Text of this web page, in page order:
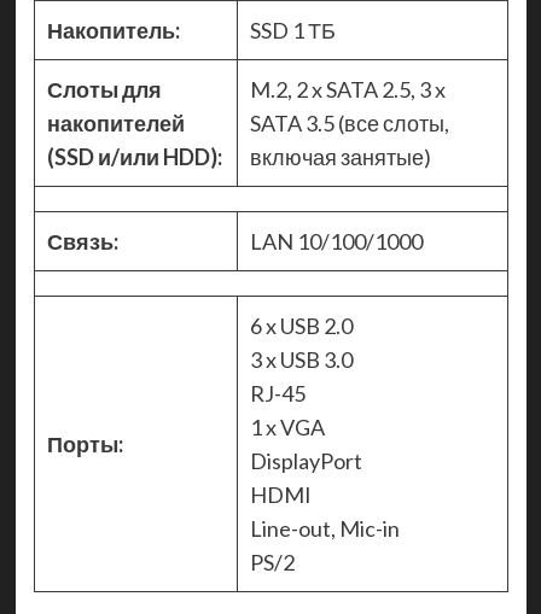
Накопитель: SSD 1 ТБ
Слоты для
накопителей
(SSD и/или HDD):
M.2, 2 x SATA 2.5, 3 x
SATA 3.5 (все слоты,
включая занятые)
Связь: LAN 10/100/1000
Порты:
6 x USB 2.0
3 x USB 3.0
RJ-45
1 x VGA
DisplayPort
HDMI
Line-out, Mic-in
PS/2